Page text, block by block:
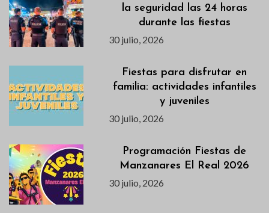
la seguridad las 24 horas
durante las fiestas
30 julio, 2026
Fiestas para disfrutar en
familia: actividades infantiles
y juveniles
30 julio, 2026
Programación Fiestas de
Manzanares El Real 2026
30 julio, 2026